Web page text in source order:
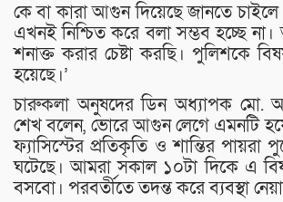
কে বা কারা আগুন দিয়েছে জানতে চাইলে
এখনই নিশ্চিত করে বলা সম্ভব হচ্ছে
শনাক্ত করার চেষ্টা করছি। পুলিশকে
হয়েছে।’
চারুকলা অনুষদের ডিন অধ্যাপক মো.
শেখ বলেন, ভোরে আগুন লেগে এমনটি
ফ্যাসিস্টের প্রতিকৃতি ও শান্তির পায়রা
ঘটেছে। আমরা সকাল ১০টা দিকে এ
বসবো। পরবর্তীতে তদন্ত করে ব্যবস্থা